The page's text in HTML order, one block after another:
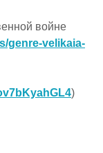
войне
genre-velikaia-
)